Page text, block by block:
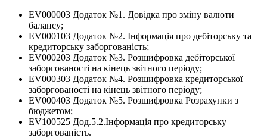
EV000003 Додаток №1. Довідка про зміну валюти
балансу;
EV000103 Додаток №2. Iнформацiя про дебiтоpську та
кpедитоpську забоpгованiсть;
EV000203 Додаток №3. Розшифровка дебіторської
заборгованості на кінець звітного періоду;
EV000303 Додаток №4. Розшифровка кредиторської
заборгованості на кінець звітного періоду;
EV000403 Додаток №5. Розшифровка Розрахунки з
бюджетом;
EV100525 Дод.5.2.Інформація про кредиторську
заборгованість.